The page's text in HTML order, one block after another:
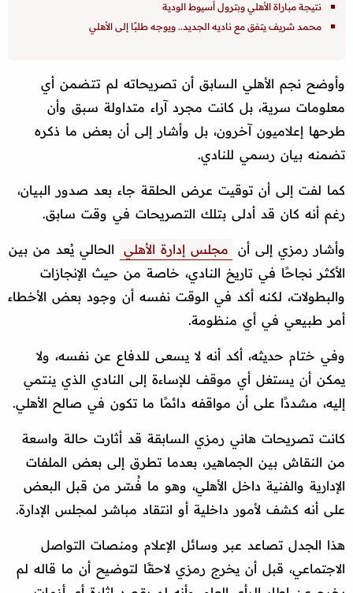
نتيجة مباراة الأهلي وبترول أسيوط الودية
محمد شريف يتفق مع ناديه الجديد.. ويوجه طلبًا إلى الأهلي
وأوضح نجم الأهلي السابق أن تصريحاته لم تتضمن أي
معلومات سرية، بل كانت مجرد آراء متداولة سبق وأن
طرحها إعلاميون آخرون، بل وأشار إلى أن بعض ما ذكره
تضمنه بيان رسمي للنادي.
كما لفت إلى أن توقيت عرض الحلقة جاء بعد صدور البيان،
رغم أنه كان قد أدلى بتلك التصريحات في وقت سابق.
وأشار رمزي إلى أن مجلس إدارة الأهلي
الحالي يُعد من بين
الأكثر نجاحًا في تاريخ النادي، خاصة من حيث الإنجازات
والبطولات، لكنه أكد في الوقت نفسه أن وجود بعض الأخطاء
أمر طبيعي في أي منظومة.
وفي ختام حديثه، أكد أنه لا يسعى للدفاع عن نفسه، ولا
يمكن أن يستغل أي موقف للإساءة إلى النادي الذي ينتمي
إليه، مشددًا على أن مواقفه دائمًا ما تكون في صالح الأهلي.
كانت تصريحات هاني رمزي السابقة قد أثارت حالة واسعة
من النقاش بين الجماهير، بعدما تطرق إلى بعض الملفات
الإدارية والفنية داخل الأهلي، وهو ما فُسّر من قبل البعض
على أنه كشف لأمور داخلية أو انتقاد مباشر لمجلس الإدارة.
هذا الجدل تصاعد عبر وسائل الإعلام ومنصات التواصل
الاجتماعي، قبل أن يخرج رمزي لاحقًا لتوضيح أن ما قاله لم